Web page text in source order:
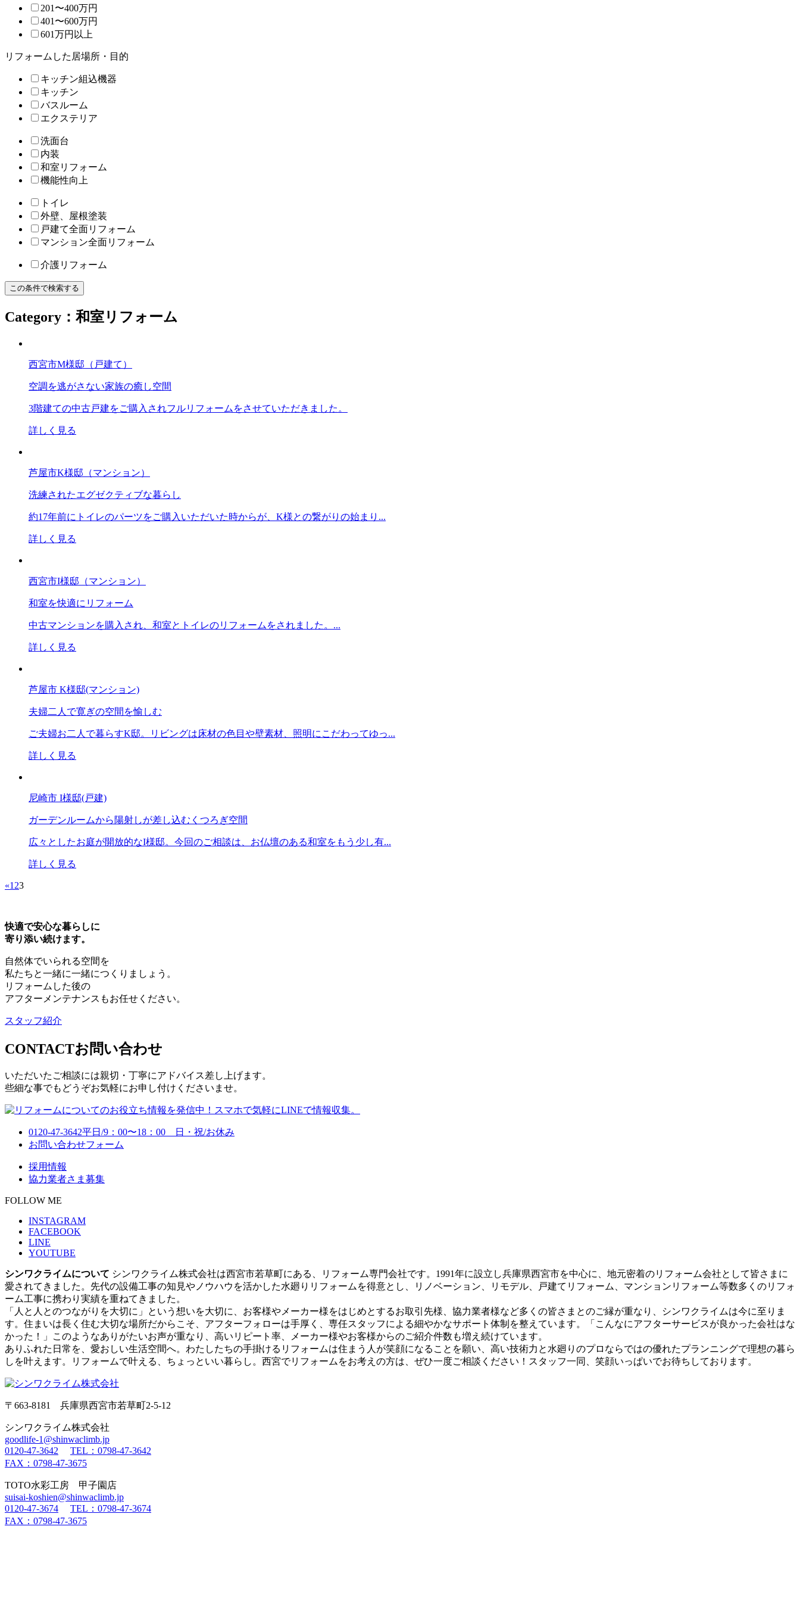
201〜400万円
401〜600万円
601万円以上
リフォームした居場所・目的
キッチン組込機器
キッチン
バスルーム
エクステリア
洗面台
内装
和室リフォーム
機能性向上
トイレ
外壁、屋根塗装
戸建て全面リフォーム
マンション全面リフォーム
介護リフォーム
Category：和室リフォーム
西宮市M様邸（戸建て）
空調を逃がさない家族の癒し空間
3階建ての中古戸建をご購入されフルリフォームをさせていただきました。
詳しく見る
芦屋市K様邸（マンション）
洗練されたエグゼクティブな暮らし
約17年前にトイレのパーツをご購入いただいた時からが、K様との繋がりの始まり...
詳しく見る
西宮市I様邸（マンション）
和室を快適にリフォーム
中古マンションを購入され、和室とトイレのリフォームをされました。...
詳しく見る
芦屋市 K様邸(マンション)
夫婦二人で寛ぎの空間を愉しむ
ご夫婦お二人で暮らすK邸。リビングは床材の色目や壁素材、照明にこだわってゆっ...
詳しく見る
尼崎市 I様邸(戸建)
ガーデンルームから陽射しが差し込むくつろぎ空間
広々としたお庭が開放的なI様邸。今回のご相談は、お仏壇のある和室をもう少し有...
詳しく見る
«1 23
快適で安心な暮らしに
寄り添い続けます。
自然体でいられる空間を
私たちと一緒に一緒につくりましょう。
リフォームした後の
アフターメンテナンスもお任せください。
スタッフ紹介
CONTACTお問い合わせ
いただいたご相談には親切・丁寧にアドバイス差し上げます。
些細な事でもどうぞお気軽にお申し付けくださいませ。
0120-47-3642平日/9：00〜18：00 日・祝/お休み
お問い合わせフォーム
採用情報
協力業者さま募集
FOLLOW ME
INSTAGRAM
FACEBOOK
LINE
YOUTUBE
シンワクライムについて シンワクライム株式会社は西宮市若草町にある、リフォーム専門会社です。1991年に設立し兵庫県西宮市を中心に、地元密着のリフォーム会社として皆さまに
愛されてきました。先代の設備工事の知見やノウハウを活かした水廻りリフォームを得意とし、リノベーション、リモデル、戸建てリフォーム、マンションリフォーム等数多くのリフォ
ーム工事に携わり実績を重ねてきました。
「人と人とのつながりを大切に」という想いを大切に、お客様やメーカー様をはじめとするお取引先様、協力業者様など多くの皆さまとのご縁が重なり、シンワクライムは今に至りま
す。住まいは長く住む大切な場所だからこそ、アフターフォローは手厚く、専任スタッフによる細やかなサポート体制を整えています。「こんなにアフターサービスが良かった会社はな
かった！」このようなありがたいお声が重なり、高いリピート率、メーカー様やお客様からのご紹介件数も増え続けています。
ありふれた日常を、愛おしい生活空間へ。わたしたちの手掛けるリフォームは住まう人が笑顔になることを願い、高い技術力と水廻りのプロならではの優れたプランニングで理想の暮ら
しを叶えます。リフォームで叶える、ちょっといい暮らし。西宮でリフォームをお考えの方は、ぜひ一度ご相談ください！スタッフ一同、笑顔いっぱいでお待ちしております。
〒663-8181 兵庫県西宮市若草町2-5-12
シンワクライム株式会社
goodlife-1@shinwaclimb.jp
0120-47-3642
TEL：0798-47-3642
FAX：0798-47-3675
TOTO水彩工房 甲子園店
suisai-koshien@shinwaclimb.jp
0120-47-3674
TEL：0798-47-3674
FAX：0798-47-3675